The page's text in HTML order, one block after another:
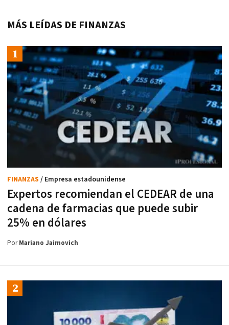
MÁS LEÍDAS DE FINANZAS
Expertos recomiendan el CEDEAR de una
cadena de farmacias que puede subir
25% en dólares
FINANZAS / Empresa estadounidense
PorMariano Jaimovich